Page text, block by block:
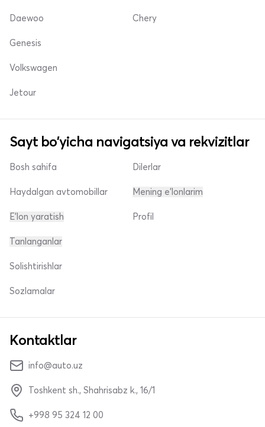
Daewoo Chery
Genesis
Volkswagen
Jetour
Sayt bo'yicha navigatsiya va rekvizitlar
Bosh sahifa
Haydalgan avtomobillar
E'lon yaratish
Dilerlar
Mening e'lonlarim
Profil
Tanlanganlar
Solishtirishlar
Sozlamalar
Kontaktlar
info@auto.uz
Toshkent sh., Shahrisabz k., 16/1
+998 95 324 12 00